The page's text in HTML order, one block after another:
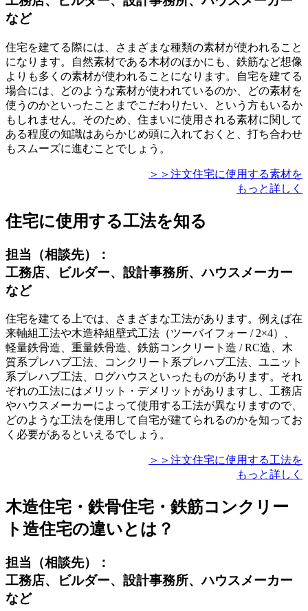
など
住宅を建てる際には、さまざまな種類の素材が使われること
になります。
自然素材である木材のほかにも、鉄筋など想像
よりも多くの素材が使われることになります。自宅を建てる
場合には、どのような素材が使われているのか、どの素材を
使うのかといったことまでこだわりたい、という方もいるか
もしれません。そのため、住まいに使用される素材に関して
ある程度の知識はあらかじめ頭に入れておくと、打ち合わせ
もスムーズに進むことでしょう。
＞＞注文住宅に使用する素材を
もっと詳しく
住宅に使用する工法を知る
担当（相談先）：
工務店、ビルダー、設計事務所、ハウスメーカー
など
住宅を建てる上では、さまざまな工法があります。例えば在
来軸組工法や木造枠組壁式工法（ツーバイフォー / 2×4）、
軽量鉄骨造、重量鉄骨造、鉄筋コンクリート造 / RC造、木
質系プレハブ工法、コンクリート系プレハブ工法、ユニット
系プレハブ工法、ログハウスといったものがあります。 それ
ぞれの工法にはメリット・デメリットがありますし、工務店
やハウスメーカーによって使用する工法が異なりますので、
どのような工法を使用して自宅が建てられるのかを知ってお
く必要があるといえるでしょう。
＞＞注文住宅に使用する工法を
もっと詳しく
木造住宅・鉄骨住宅・鉄筋コンクリー
ト造住宅の違いとは？
担当（相談先）：
工務店、ビルダー、設計事務所、ハウスメーカー
など